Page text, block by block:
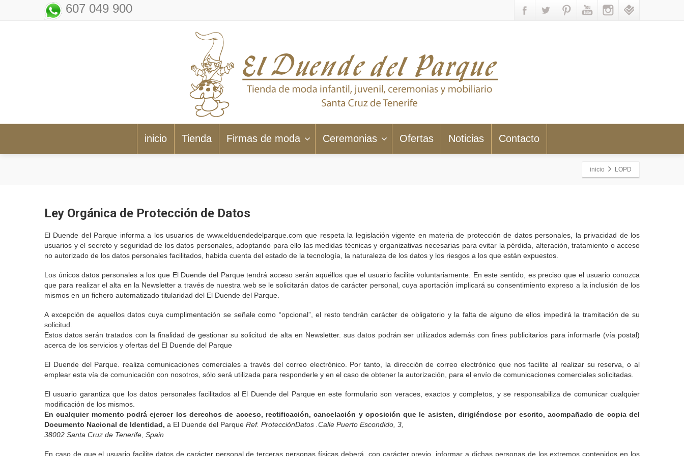
607 049 900
inicio Tienda Firmas de moda Ceremonias Ofertas Noticias Contacto
inicio LOPD
Ley Orgánica de Protección de Datos
El Duende del Parque informa a los usuarios de www.elduendedelparque.com que respeta la legislación vigente en materia de protección de datos personales, la privacidad de los
usuarios y el secreto y seguridad de los datos personales, adoptando para ello las medidas técnicas y organizativas necesarias para evitar la pérdida, alteración, tratamiento o acceso
no autorizado de los datos personales facilitados, habida cuenta del estado de la tecnología, la naturaleza de los datos y los riesgos a los que están expuestos.
Los únicos datos personales a los que El Duende del Parque tendrá acceso serán aquéllos que el usuario facilite voluntariamente. En este sentido, es preciso que el usuario conozca
que para realizar el alta en la Newsletter a través de nuestra web se le solicitarán datos de carácter personal, cuya aportación implicará su consentimiento expreso a la inclusión de los
mismos en un fichero automatizado titularidad del El Duende del Parque.
A excepción de aquellos datos cuya cumplimentación se señale como “opcional”, el resto tendrán carácter de obligatorio y la falta de alguno de ellos impedirá la tramitación de su
solicitud.
Estos datos serán tratados con la finalidad de gestionar su solicitud de alta en Newsletter. sus datos podrán ser utilizados además con fines publicitarios para informarle (vía postal)
acerca de los servicios y ofertas del El Duende del Parque
El Duende del Parque. realiza comunicaciones comerciales a través del correo electrónico. Por tanto, la dirección de correo electrónico que nos facilite al realizar su reserva, o al
emplear esta vía de comunicación con nosotros, sólo será utilizada para responderle y en el caso de obtener la autorización, para el envío de comunicaciones comerciales solicitadas.
El usuario garantiza que los datos personales facilitados al El Duende del Parque en este formulario son veraces, exactos y completos, y se responsabiliza de comunicar cualquier
modificación de los mismos.
En cualquier momento podrá ejercer los derechos de acceso, rectificación, cancelación y oposición que le asisten, dirigiéndose por escrito, acompañado de copia del
Documento Nacional de Identidad, a El Duende del Parque Ref. ProtecciónDatos .Calle Puerto Escondido, 3,
38002 Santa Cruz de Tenerife, Spain
En caso de que el usuario facilite datos de carácter personal de terceras personas físicas deberá, con carácter previo, informar a dichas personas de los extremos contenidos en los